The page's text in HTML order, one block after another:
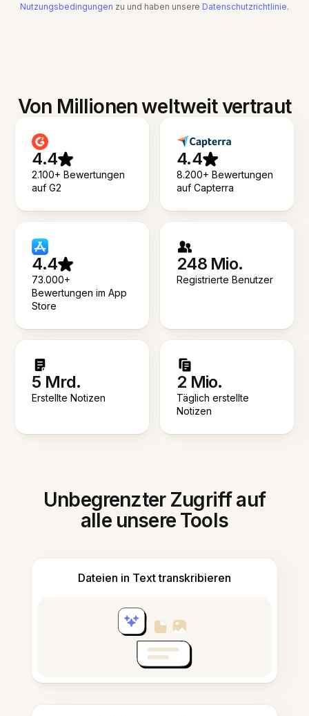
Nutzungsbedingungen zu und haben unsere Datenschutzrichtlinie.
Von Millionen weltweit vertraut
4.4
2.100+ Bewertungen
auf G2
4.4
8.200+ Bewertungen
auf Capterra
4.4
73.000+
Bewertungen im App
Store
248 Mio.
Registrierte Benutzer
5 Mrd.
Erstellte Notizen
2 Mio.
Täglich erstellte
Notizen
Unbegrenzter Zugriff auf
alle unsere Tools
Dateien in Text transkribieren